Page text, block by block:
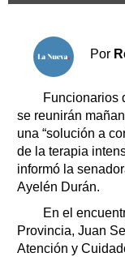
Clasificados
Suplementos
Por
Funcionarios
se reunirán
una “solución a
de la terapia
informó la
Ayelén Durán.
En el
Provincia, Juan
Atención y